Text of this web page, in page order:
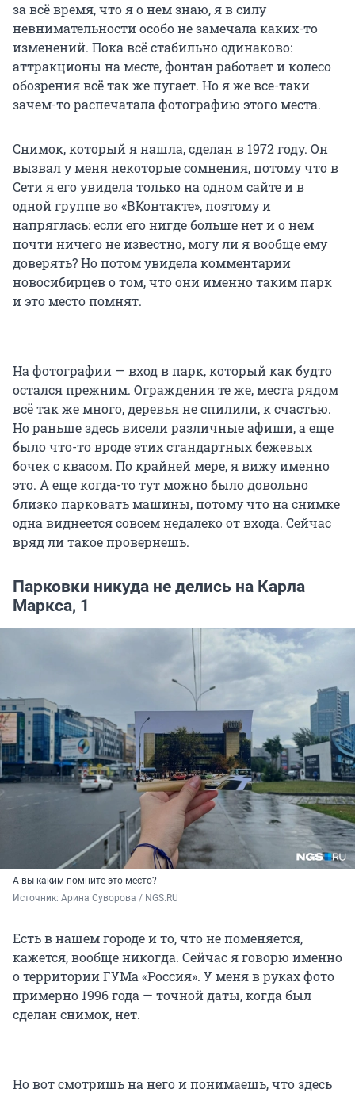
за всё время, что я о нем знаю, я в силу
невнимательности особо не замечала каких-то
изменений. Пока всё стабильно одинаково:
аттракционы на месте, фонтан работает и колесо
обозрения всё так же пугает. Но я же все-таки
зачем-то распечатала фотографию этого места.
Снимок, который я нашла, сделан в 1972 году. Он
вызвал у меня некоторые сомнения, потому что в
Сети я его увидела только на одном сайте и в
одной группе во «ВКонтакте», поэтому и
напряглась: если его нигде больше нет и о нем
почти ничего не известно, могу ли я вообще ему
доверять? Но потом увидела комментарии
новосибирцев о том, что они именно таким парк
и это место помнят.
На фотографии — вход в парк, который как будто
остался прежним. Ограждения те же, места рядом
всё так же много, деревья не спилили, к счастью.
Но раньше здесь висели различные афиши, а еще
было что-то вроде этих стандартных бежевых
бочек с квасом. По крайней мере, я вижу именно
это. А еще когда-то тут можно было довольно
близко парковать машины, потому что на снимке
одна виднеется совсем недалеко от входа. Сейчас
вряд ли такое провернешь.
Парковки никуда не делись на Карла
Маркса, 1
А вы каким помните это место?
Источник: Арина Суворова / NGS.RU
Есть в нашем городе и то, что не поменяется,
кажется, вообще никогда. Сейчас я говорю именно
о территории ГУМа «Россия». У меня в руках фото
примерно 1996 года — точной даты, когда был
сделан снимок, нет.
Но вот смотришь на него и понимаешь, что здесь